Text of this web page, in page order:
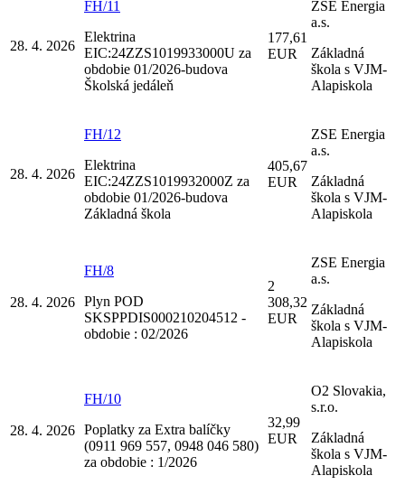
28. 4. 2026
FH/11
Elektrina
EIC:24ZZS1019933000U za
obdobie 01/2026-budova
Školská jedáleň
177,61
EUR
ZSE Energia
a.s.
Základná
škola s VJM-
Alapiskola
28. 4. 2026
FH/12
Elektrina
EIC:24ZZS1019932000Z za
obdobie 01/2026-budova
Základná škola
405,67
EUR
ZSE Energia
a.s.
Základná
škola s VJM-
Alapiskola
28. 4. 2026
FH/8
Plyn POD
SKSPPDIS000210204512 -
obdobie : 02/2026
2
308,32
EUR
ZSE Energia
a.s.
Základná
škola s VJM-
Alapiskola
28. 4. 2026
FH/10
Poplatky za Extra balíčky
(0911 969 557, 0948 046 580)
za obdobie : 1/2026
32,99
EUR
O2 Slovakia,
s.r.o.
Základná
škola s VJM-
Alapiskola